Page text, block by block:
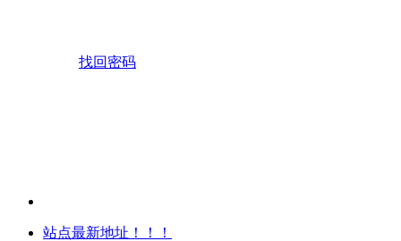
找回密码
站点最新地址！！！